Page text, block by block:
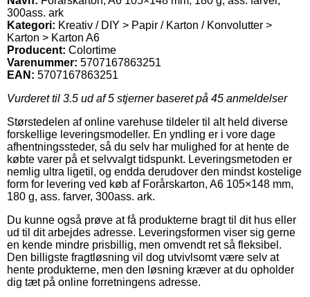
300ass. ark
Kategori: Kreativ / DIY > Papir / Karton / Konvolutter >
Karton > Karton A6
Producent: Colortime
Varenummer: 5707167863251
EAN: 5707167863251
Vurderet til 3.5 ud af 5 stjerner baseret på 45 anmeldelser
Størstedelen af online varehuse tildeler til alt held diverse
forskellige leveringsmodeller. En yndling er i vore dage
afhentningssteder, så du selv har mulighed for at hente de
købte varer på et selvvalgt tidspunkt. Leveringsmetoden er
nemlig ultra ligetil, og endda derudover den mindst kostelige
form for levering ved køb af Forårskarton, A6 105×148 mm,
180 g, ass. farver, 300ass. ark.
Du kunne også prøve at få produkterne bragt til dit hus eller
ud til dit arbejdes adresse. Leveringsformen viser sig gerne
en kende mindre prisbillig, men omvendt ret så fleksibel.
Den billigste fragtløsning vil dog utvivlsomt være selv at
hente produkterne, men den løsning kræver at du opholder
dig tæt på online forretningens adresse.